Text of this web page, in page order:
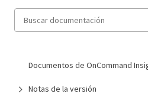
Documentos de OnCommand
Notas de la versión